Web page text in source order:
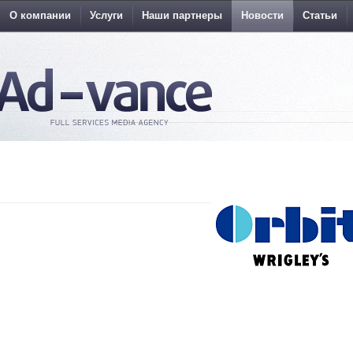
О компании Услуги Наши партнеры Новости Статьи